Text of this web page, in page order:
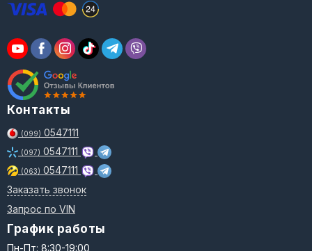
Контакты
(099) 0547111
(097) 0547111
(063) 0547111
Заказать звонок
Запрос по VIN
График работы
Пн-Пт: 8:30-19:00